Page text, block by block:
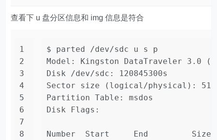
查看下 u 盘分区信息和 img 信息是符合
1
2
3
4
5
6
7
8
$ parted /dev/sdc u s p
Model: Kingston DataTraveler 3.0
Disk /dev/sdc: 120845300s
Sector size (logical/physical):
Partition Table: msdos
Disk Flags:
Number  Start     End